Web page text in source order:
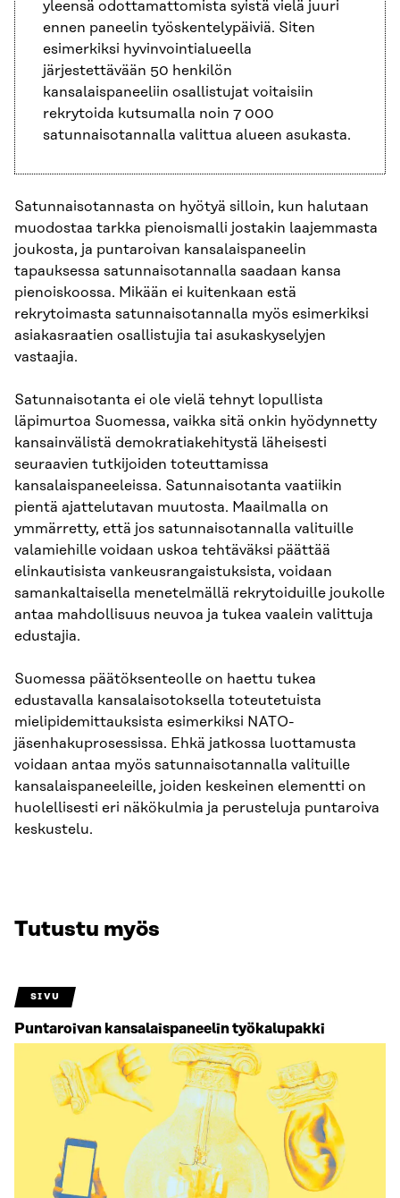
yleensä odottamattomista syistä vielä juuri
ennen paneelin työskentelypäiviä. Siten
esimerkiksi hyvinvointialueella
järjestettävään 50 henkilön
kansalaispaneeliin osallistujat voitaisiin
rekrytoida kutsumalla noin 7 000
satunnaisotannalla valittua alueen asukasta.
Satunnaisotannasta on hyötyä silloin, kun halutaan
muodostaa tarkka pienoismalli jostakin laajemmasta
joukosta, ja puntaroivan kansalaispaneelin
tapauksessa satunnaisotannalla saadaan kansa
pienoiskoossa. Mikään ei kuitenkaan estä
rekrytoimasta satunnaisotannalla myös esimerkiksi
asiakasraatien osallistujia tai asukaskyselyjen
vastaajia.
Satunnaisotanta ei ole vielä tehnyt lopullista
läpimurtoa Suomessa, vaikka sitä onkin hyödynnetty
kansainvälistä demokratiakehitystä läheisesti
seuraavien tutkijoiden toteuttamissa
kansalaispaneeleissa. Satunnaisotanta vaatiikin
pientä ajattelutavan muutosta. Maailmalla on
ymmärretty, että jos satunnaisotannalla valituille
valamiehille voidaan uskoa tehtäväksi päättää
elinkautisista vankeusrangaistuksista, voidaan
samankaltaisella menetelmällä rekrytoiduille joukolle
antaa mahdollisuus neuvoa ja tukea vaalein valittuja
edustajia.
Suomessa päätöksenteolle on haettu tukea
edustavalla kansalaisotoksella toteutetuista
mielipidemittauksista esimerkiksi NATO-
jäsenhakuprosessissa. Ehkä jatkossa luottamusta
voidaan antaa myös satunnaisotannalla valituille
kansalaispaneeleille, joiden keskeinen elementti on
huolellisesti eri näkökulmia ja perusteluja puntaroiva
keskustelu.
Tutustu myös
SIVU
Puntaroivan kansalais­paneelin työkalupakki